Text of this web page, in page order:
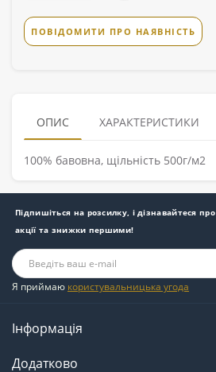
ПОВІДОМИТИ ПРО НАЯВНІСТЬ
ОПИС ХАРАКТЕРИСТИКИ
100% бавовна, щільність 500г/м2
Підпишіться на розсилку, і дізнавайтеся про
акції та знижки першими!
Я приймаю користувальницька угода
Інформація
Додатково